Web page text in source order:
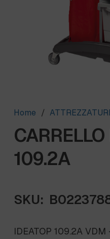
Home /
109.2A
SKU:
IDEATOP 109.2A VDM